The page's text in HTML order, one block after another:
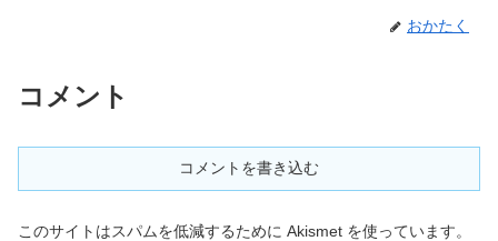
おかたく
コメント
コメントを書き込む
このサイトはスパムを低減するために Akismet を使っています。